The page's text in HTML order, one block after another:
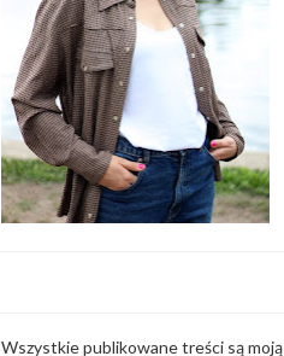
Wszystkie publikowane treści są moją